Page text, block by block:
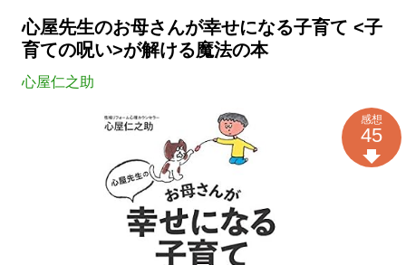
心屋先生のお母さんが幸せになる子育て <子
育ての呪い>が解ける魔法の本
心屋仁之助
感想
45